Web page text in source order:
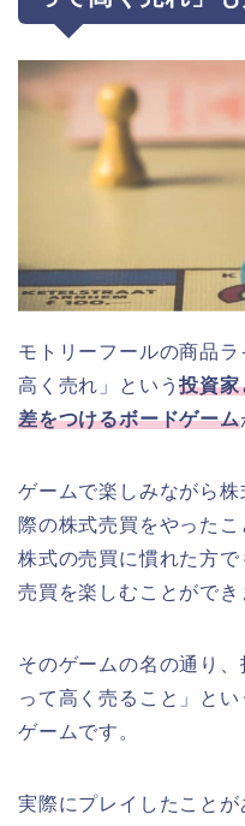
モトリーフールの商品
高く売れ」という投資家
差をつけるボードゲーム
ゲームで楽しみながら
際の株式売買をやったこ
株式の売買に慣れた方
売買を楽しむことができ
そのゲームの名の通り
って高く売ること」と
ゲームです。
実際にプレイしたこと